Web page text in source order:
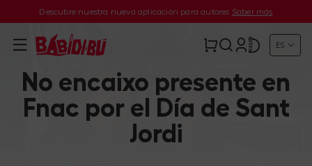
Descubre nuestra nueva aplicación para autores Saber más
ES
No encaixo presente en
Fnac por el Día de Sant
Jordi